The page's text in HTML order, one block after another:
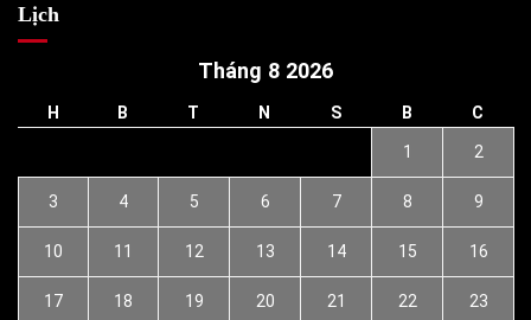
Lịch
Tháng 8 2026
H B T N S B C
1 2
3 4 5 6 7 8 9
10 11 12 13 14 15 16
17 18 19 20 21 22 23